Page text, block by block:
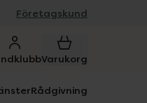
Företagskund
Varukorg
Rådgivning